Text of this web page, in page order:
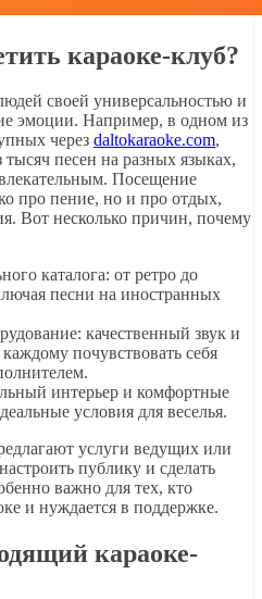
караоке-клуб?
своей универсальностью и
эмоции. Например, в одном из
через daltokaraoke.com,
песен на разных языках,
Посещение
про пение, но и про отдых,
Вот несколько причин, почему
каталога: от ретро до
песни на иностранных
качественный звук и
почувствовать себя
интерьер и комфортные
условия для веселья.
услуги ведущих или
публику и сделать
важно для тех, кто
и нуждается в поддержке.
караоке-